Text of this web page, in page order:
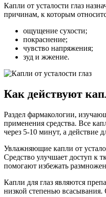
Капли от усталости глаз
причинам, к которым
ощущение сухости;
покраснение;
чувство напряжения;
зуд и жжение.
Как действуют
Раздел фармакологии,
применения средства. Все
через 5-10 минут, а действие
Увлажняющие капли от
Средство улучшает доступ к
помогают избежать
Капли для глаз являются
низкой степенью